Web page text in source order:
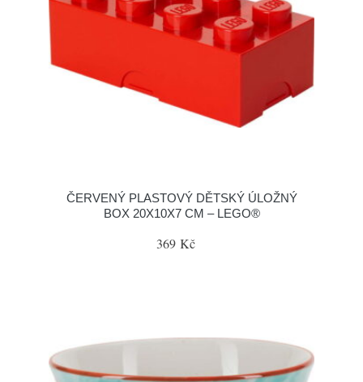
ČERVENÝ PLASTOVÝ DĚTSKÝ ÚLOŽNÝ
BOX 20X10X7 CM – LEGO®
369 Kč